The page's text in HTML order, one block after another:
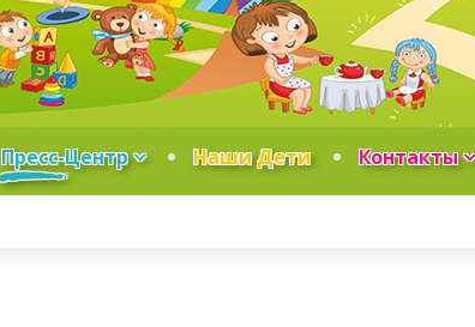
Пресс-Центр Наши Дети Контакты